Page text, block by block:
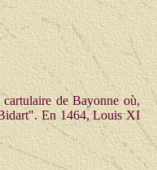
de Bayonne où,
Bidart". En 1464, Louis XI